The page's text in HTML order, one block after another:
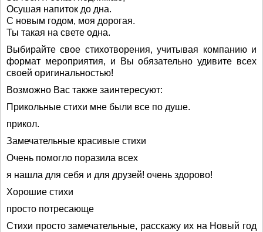
Осушая напиток до дна.
С новым годом, моя дорогая.
Ты такая на свете одна.
Выбирайте свое стихотворения, учитывая компанию и
формат мероприятия, и Вы обязательно удивите всех
своей оригинальностью!
Возможно Вас также заинтересуют:
Прикольные стихи мне были все по душе.
прикол.
Замечательные красивые стихи
Очень помогло поразила всех
я нашла для себя и для друзей! очень здорово!
Хорошие стихи
просто потресающе
Стихи просто замечательные, расскажу их на Новый год